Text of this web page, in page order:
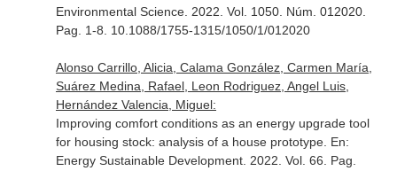
Environmental Science. 2022. Vol. 1050. Núm. 012020.
Pag. 1-8. 10.1088/1755-1315/1050/1/012020
Alonso Carrillo, Alicia, Calama González, Carmen María,
Suárez Medina, Rafael, Leon Rodriguez, Angel Luis,
Hernández Valencia, Miguel:
Improving comfort conditions as an energy upgrade tool
for housing stock: analysis of a house prototype. En:
Energy Sustainable Development. 2022. Vol. 66. Pag.